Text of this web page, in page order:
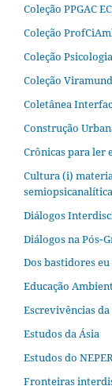
Coleção PPGAC
Coleção
Coleção
Coleção
Coletânea
Construção
Crônicas para ler
Cultura (i)
Diálogos
Diálogos na
Dos bastidores
Educação
Escrevivências
Estudos da Ásia​
Estudos do
Fronteiras